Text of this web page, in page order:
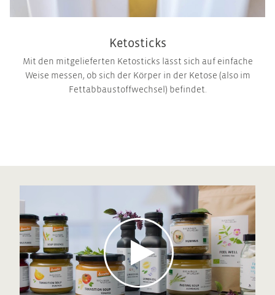
Ketosticks
Mit den mitgelieferten Ketosticks lässt sich auf einfache
Weise messen, ob sich der Körper in der Ketose (also im
Fettabbaustoffwechsel) befindet.